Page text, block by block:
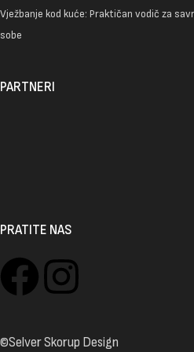
Vježbanje kod kuće: Praktičan vodič za
sobe
PARTNERI
PRATITE NAS
©Selver Skorup Design